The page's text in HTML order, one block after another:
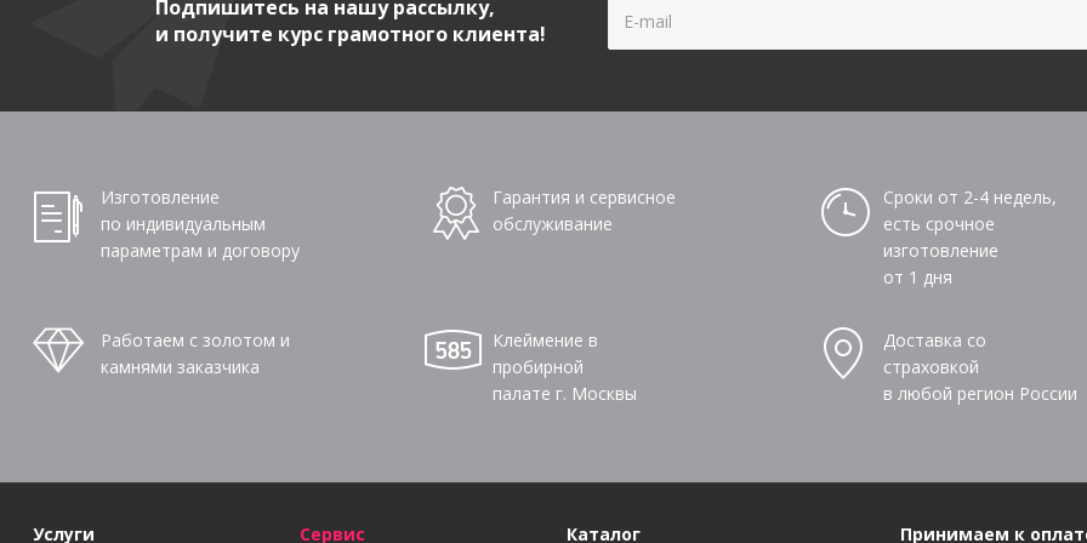
Подпишитесь на нашу рассылку,
и получите курс грамотного клиента!
Изготовление
по индивидуальным
параметрам и договору
Гарантия и сервисное
обслуживание
Сроки от 2-4 недель,
есть срочное
изготовление
от 1 дня
Работаем с золотом и
камнями заказчика
Клеймение в
пробирной
палате г. Москвы
Доставка со
страховкой
в любой регион России
Услуги Сервис Каталог Принимаем к